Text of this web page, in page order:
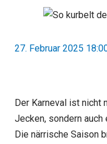
27. Februar 2025
Der Karneval ist nicht
Jecken, sondern
Die närrische Saison